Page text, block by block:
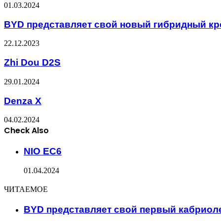
01.03.2024
BYD представляет свой новый гибридный
22.12.2023
Zhi Dou D2S
29.01.2024
Denza X
04.02.2024
Check Also
NIO EC6
01.04.2024
ЧИТАЕМОЕ
BYD представляет свой первый